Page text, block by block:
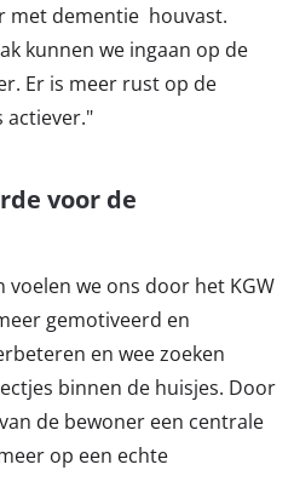
met dementie houvast.
kunnen we ingaan op de
Er is meer rust op de
actiever."
voor de
voelen we ons door het KGW
gemotiveerd en
en wee zoeken
binnen de huisjes. Door
de bewoner een centrale
op een echte